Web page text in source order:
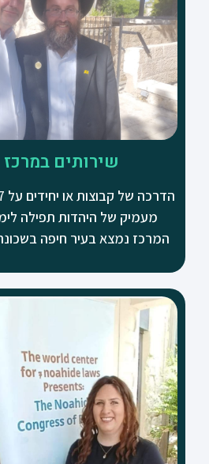
שירותים
מעמיק של היהדות תפילה
המרכז נמצא בעיר חיפה